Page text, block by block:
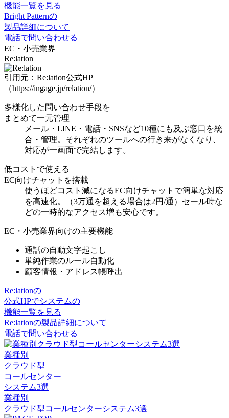
機能一覧を見る
Bright Patternの
製品詳細について
電話で問い合わせる
EC・小売業界
Re:lation
引用元：Re:lation公式HP
（https://ingage.jp/relation/）
多様化した問い合わせ手段を
まとめて一元管理
メール・LINE・電話・SNSなど10種にも及ぶ窓口を統
合・管理。それぞれのツールへの行き来がなくなり、
対応が一画面で完結します。
低コストで使える
EC向けチャットを搭載
使うほどコスト減になるEC向けチャット で簡単な対応
を高速化。（3万通を超える場合は2円/通）セール時な
どの一時的なアクセス増も安心です。
EC・小売業界向けの主要機能
通話の自動文字起こし
単純作業のルール自動化
顧客情報・アドレス帳呼出
Re:lationの
公式HPでシステムの
機能一覧を見る
Re:lationの製品詳細について
電話で問い合わせる
業種別
クラウド型
コールセンター
システム3選
業種別
クラウド型コールセンターシステム3選